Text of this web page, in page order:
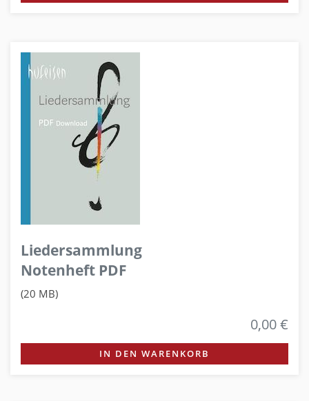
Liedersammlung
Notenheft PDF
(20 MB)
0,00 €
IN DEN WARENKORB